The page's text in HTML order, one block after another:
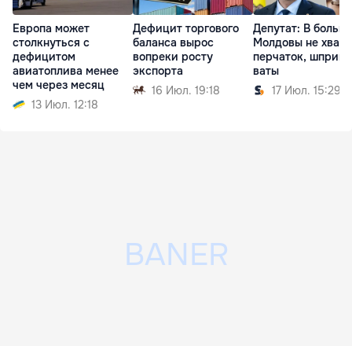
Европа может
столкнуться с
дефицитом
авиатоплива менее
чем через месяц
13 Июл. 12:18
Дефицит торгового
баланса вырос
вопреки росту
экспорта
16 Июл. 19:18
Депутат: В
Молдовы не
перчаток,
ваты
17 Июл. 15:29